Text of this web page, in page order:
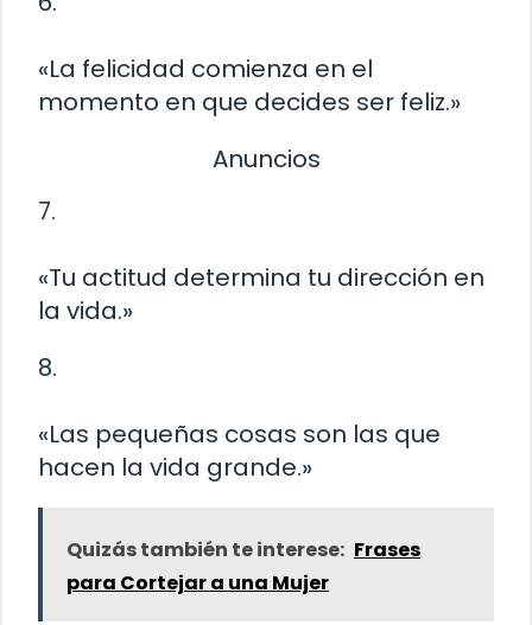
«La felicidad comienza en el
momento en que decides ser feliz.»
Anuncios
7.
«Tu actitud determina tu dirección en
la vida.»
8.
«Las pequeñas cosas son las que
hacen la vida grande.»
Quizás también te interese: Frases
para Cortejar a una Mujer